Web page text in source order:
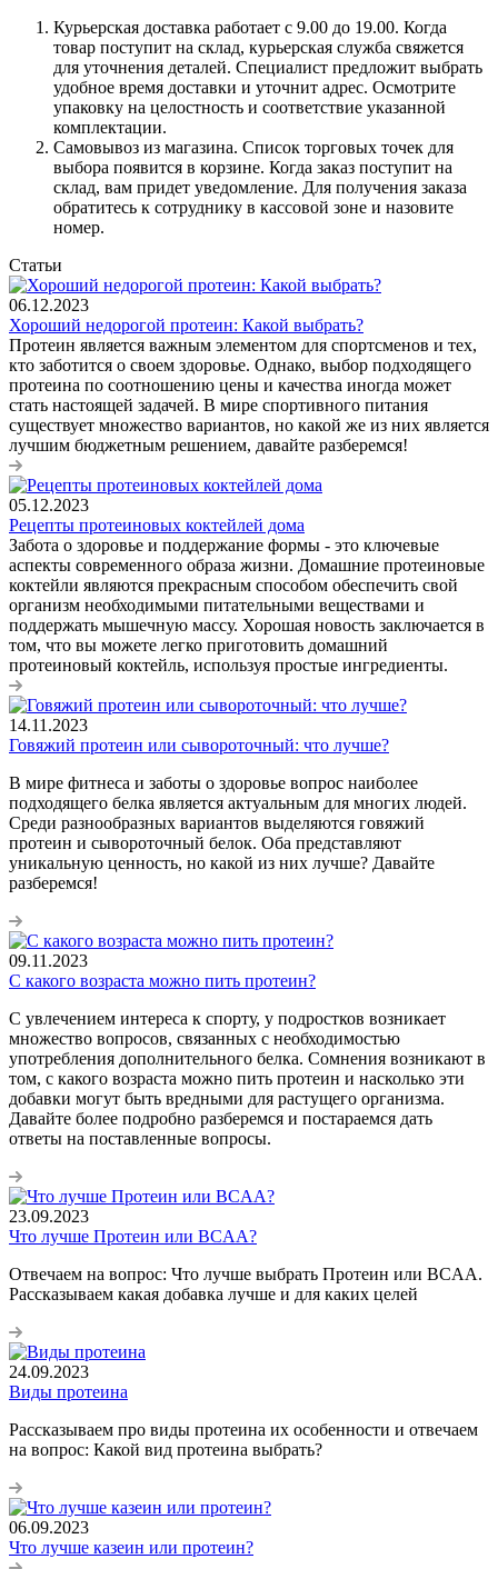
Курьерская доставка работает с 9.00 до 19.00. Когда
товар поступит на склад, курьерская служба свяжется
для уточнения деталей. Специалист предложит выбрать
удобное время доставки и уточнит адрес. Осмотрите
упаковку на целостность и соответствие указанной
комплектации.
Самовывоз из магазина. Список торговых точек для
выбора появится в корзине. Когда заказ поступит на
склад, вам придет уведомление. Для получения заказа
обратитесь к сотруднику в кассовой зоне и назовите
номер.
Статьи
06.12.2023
Хороший недорогой протеин: Какой выбрать?
Протеин является важным элементом для спортсменов и тех,
кто заботится о своем здоровье. Однако, выбор подходящего
протеина по соотношению цены и качества иногда может
стать настоящей задачей. В мире спортивного питания
существует множество вариантов, но какой же из них является
лучшим бюджетным решением, давайте разберемся!
05.12.2023
Рецепты протеиновых коктейлей дома
Забота о здоровье и поддержание формы - это ключевые
аспекты современного образа жизни. Домашние протеиновые
коктейли являются прекрасным способом обеспечить свой
организм необходимыми питательными веществами и
поддержать мышечную массу. Хорошая новость заключается в
том, что вы можете легко приготовить домашний
протеиновый коктейль, используя простые ингредиенты.
14.11.2023
Говяжий протеин или сывороточный: что лучше?
В мире фитнеса и заботы о здоровье вопрос наиболее
подходящего белка является актуальным для многих людей.
Среди разнообразных вариантов выделяются говяжий
протеин и сывороточный белок. Оба представляют
уникальную ценность, но какой из них лучше? Давайте
разберемся!
09.11.2023
С какого возраста можно пить протеин?
С увлечением интереса к спорту, у подростков возникает
множество вопросов, связанных с необходимостью
употребления дополнительного белка. Сомнения возникают в
том, с какого возраста можно пить протеин и насколько эти
добавки могут быть вредными для растущего организма.
Давайте более подробно разберемся и постараемся дать
ответы на поставленные вопросы.
23.09.2023
Что лучше Протеин или BCAA?
Отвечаем на вопрос: Что лучше выбрать Протеин или BCAA.
Рассказываем какая добавка лучше и для каких целей
24.09.2023
Виды протеина
Рассказываем про виды протеина их особенности и отвечаем
на вопрос: Какой вид протеина выбрать?
06.09.2023
Что лучше казеин или протеин?